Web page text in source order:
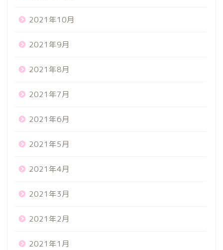
2021年10月
2021年9月
2021年8月
2021年7月
2021年6月
2021年5月
2021年4月
2021年3月
2021年2月
2021年1月